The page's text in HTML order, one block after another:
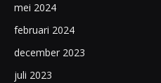
mei 2024
februari 2024
december 2023
juli 2023